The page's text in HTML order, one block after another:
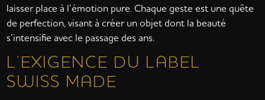
laisser place à l’émotion pure. Chaque geste est une quête
de perfection, visant à créer un objet dont la beauté
s’intensifie avec le passage des ans.
L’EXIGENCE DU LABEL
SWISS MADE